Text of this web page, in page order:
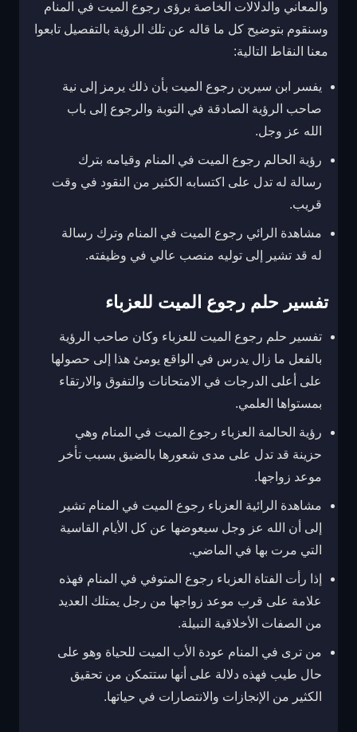
والمعاني والدلالات الخاصة برؤى رجوع الميت في المنام
وسنقوم بتوضيح كل ما قاله عن تلك الرؤية بالتفصيل تابعوا
معنا النقاط التالية:
يفسر ابن سيرين رجوع الميت بأن ذلك يرمز إلى نية
صاحب الرؤية الصادقة في التوبة والرجوع إلى باب
الله عز وجل.
رؤية الحالم رجوع الميت في المنام وقيامه بترك
رسالة له تدل على اكتسابه الكثير من النقود في وقت
قريب.
مشاهدة الرائي رجوع الميت في المنام وترك رسالة
له قد تشير إلى توليه منصب عالي في وظيفته.
تفسير حلم رجوع الميت للعزباء
تفسير حلم رجوع الميت للعزباء وكان صاحب الرؤية
بالفعل ما زال يدرس في الواقع يومئ هذا إلى حصولها
على أعلى الدرجات في الامتحانات والتفوق والارتقاء
بمستواها العلمي.
رؤية الحالمة العزباء رجوع الميت في المنام وهي
حزينة قد تدل على مدى شعورها بالضيق بسبب تأخر
موعد زواجها.
مشاهدة الرائية العزباء رجوع الميت في المنام تشير
إلى أن الله عز وجل سيعوضها عن كل الأيام القاسية
التي مرت بها في الماضي.
إذا رأت الفتاة العزباء رجوع المتوفي في المنام فهذه
علامة على قرب موعد زواجها من رجل يمتلك العديد
من الصفات الأخلاقية النبيلة.
من ترى في المنام عودة الأب الميت للحياة وهو على
حال طيب فهذه دلالة على أنها ستتمكن من تحقيق
الكثير من الإنجازات والانتصارات في حياتها.